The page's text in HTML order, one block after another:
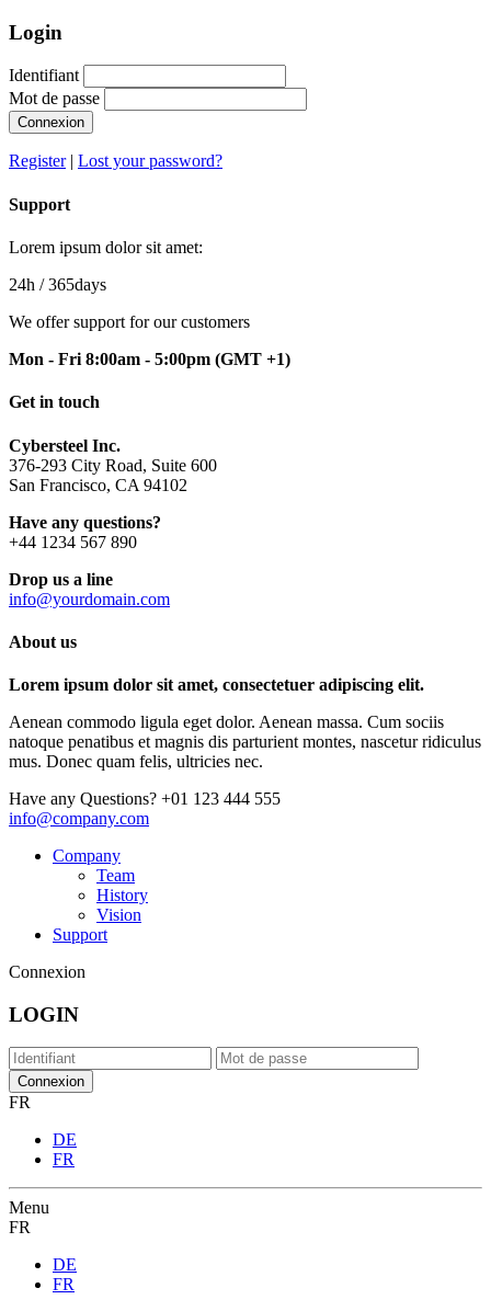
Login
Identifiant
Mot de passe
Connexion
Register| Lost your password?
Support
Lorem ipsum dolor sit amet:
24h / 365days
We offer support for our customers
Mon - Fri 8:00am - 5:00pm (GMT +1)
Get in touch
Cybersteel Inc.
376-293 City Road, Suite 600
San Francisco, CA 94102
Have any questions?
+44 1234 567 890
Drop us a line
info@yourdomain.com
About us
Lorem ipsum dolor sit amet, consectetuer adipiscing elit.
Aenean commodo ligula eget dolor. Aenean massa. Cum sociis
natoque penatibus et magnis dis parturient montes, nascetur ridiculus
mus. Donec quam felis, ultricies nec.
Have any Questions? +01 123 444 555
info@company.com
Company
Team
History
Vision
Support
Connexion
LOGIN
FR
DE
FR
Menu
FR
DE
FR